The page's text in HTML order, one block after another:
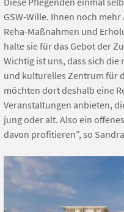
GSW-Wille. Ihnen noch
Reha-Maßnahmen und
halte sie für das Gebot der
Wichtig ist uns, dass sich die
und kulturelles Zentrum für
möchten dort deshalb eine
Veranstaltungen anbieten,
jung oder alt. Also ein
davon profitieren”, so